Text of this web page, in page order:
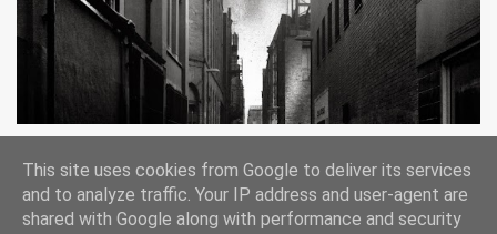
Lee Jeffries
This site uses cookies from Google to deliver its services
and to analyze traffic. Your IP address and user-agent are
shared with Google along with performance and security